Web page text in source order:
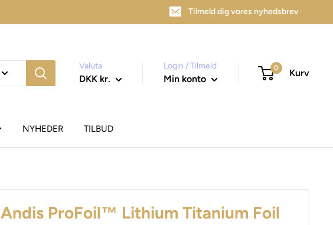
Tilmeld dig vores nyhedsbrev
Valuta
DKK kr.
Login / Tilmeld
Min konto
0 Kurv
NYHEDER TILBUD
Andis ProFoil™ Lithium Titanium Foil